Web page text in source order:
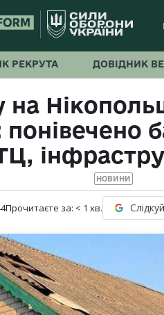
РЕКРУТА ДОВІДНИК
на
НОВИНИ
Прочитаєте за: < 1 хв.